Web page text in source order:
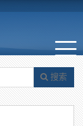
搜索